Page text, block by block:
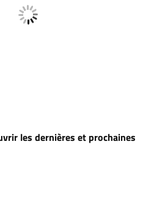
les dernières et prochaines